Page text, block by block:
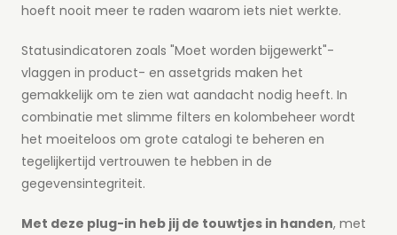
hoeft nooit meer te raden waarom iets niet werkte.
Statusindicatoren zoals "Moet worden bijgewerkt"-
vlaggen in product- en assetgrids maken het
gemakkelijk om te zien wat aandacht nodig heeft. In
combinatie met slimme filters en kolombeheer wordt
het moeiteloos om grote catalogi te beheren en
tegelijkertijd vertrouwen te hebben in de
gegevensintegriteit.
Met deze plug-in heb jij de touwtjes in handen, met